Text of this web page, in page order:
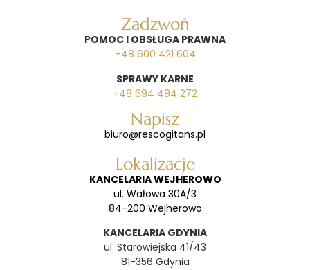
Zadzwoń
POMOC I OBSŁUGA PRAWNA
+48 600 421 604
SPRAWY KARNE
+48 694 494 272
Napisz
biuro@rescogitans.pl
Lokalizacje
KANCELARIA WEJHEROWO
ul. Wałowa 30A/3
84-200 Wejherowo
KANCELARIA GDYNIA
ul. Starowiejska 41/43
81-356 Gdynia